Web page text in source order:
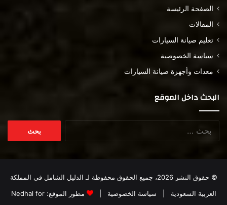
الصفحة الرئيسة
المقالات
تعليم صيانة السيارات
سياسة الخصوصية
معدات وأجهزة صيانة السيارات
البحث داخل الموقع
© حقوق النشر 2026، جميع الحقوق محفوظة لـ
الدليل الشامل في المملكة
العربية السعودية
سياسة الخصوصية | مطور الموقع:Nedhal for